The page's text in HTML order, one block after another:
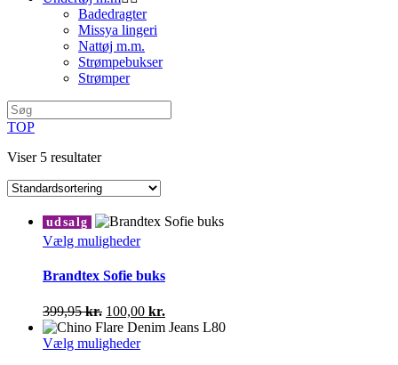
Badedragter
Missya lingeri
Nattøj m.m.
Strømpebukser
Strømper
TOP
Viser 5 resultater
udsalg
Vælg mulighederDette
har
varianter.
Mulighederne
kan
vælges
Brandtex Sofie buks
399,95kr. Den
oprindelige
pris
100,00 kr.
aktuelle
Vælg mulighederDette